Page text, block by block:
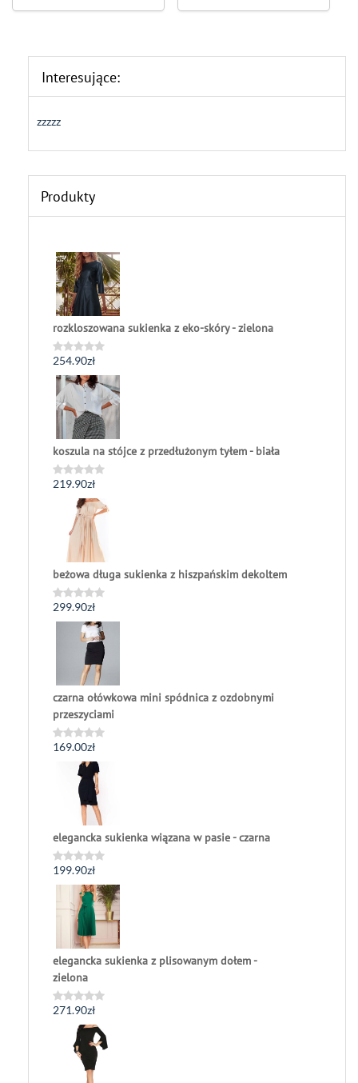
Interesujące:
zzzzz
Produkty
rozkloszowana sukienka z eko-skóry - zielona
Oceniono
0
5
254.90zł
koszula na stójce z przedłużonym tyłem - biała
Oceniono
219.90zł
beżowa długa sukienka z hiszpańskim dekoltem
Oceniono
0
299.90zł
czarna ołówkowa mini spódnica z ozdobnymi
przeszyciami
Oceniono
169.00zł
elegancka sukienka wiązana w pasie - czarna
Oceniono
0
199.90zł
elegancka sukienka z plisowanym dołem -
zielona
Oceniono
271.90zł